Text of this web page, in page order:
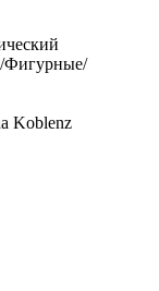
Фигурные/
Koblenz